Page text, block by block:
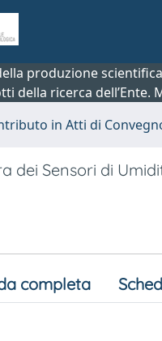
produzione
della ricerca
in Atti di
dei Sensori di
completa